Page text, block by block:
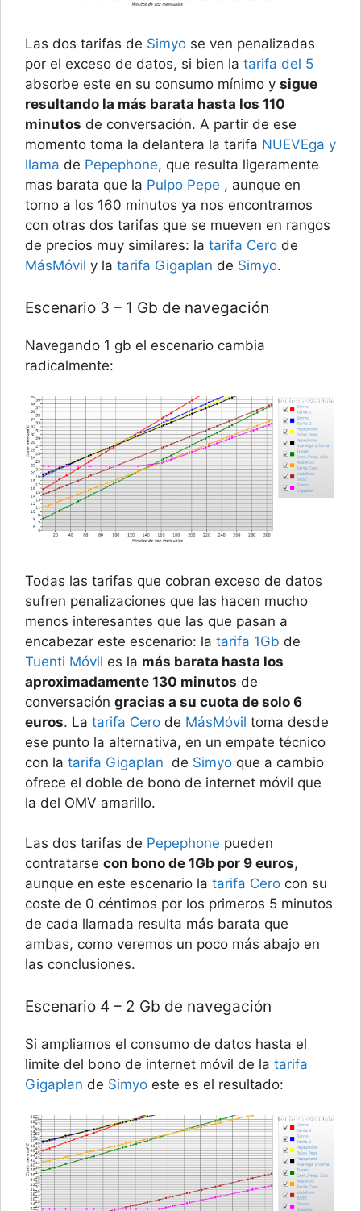
Las dos tarifas de Simyo se ven penalizadas
por el exceso de datos, si bien la tarifa del 5
absorbe este en su consumo mínimo y sigue
resultando la más barata hasta los 110
minutos de conversación. A partir de ese
momento toma la delantera la tarifa NUEVEga y
llama de Pepephone, que resulta ligeramente
mas barata que la Pulpo Pepe , aunque en
torno a los 160 minutos ya nos encontramos
con otras dos tarifas que se mueven en rangos
de precios muy similares: la tarifa Cero de
MásMóvil y la tarifa Gigaplan de Simyo.
Escenario 3 – 1 Gb de navegación
Navegando 1 gb el escenario cambia
radicalmente:
Todas las tarifas que cobran exceso de datos
sufren penalizaciones que las hacen mucho
menos interesantes que las que pasan a
encabezar este escenario: la tarifa 1Gb de
Tuenti Móvil es la más barata hasta los
aproximadamente 130 minutos de
conversación gracias a su cuota de solo 6
euros. La tarifa Cero de MásMóvil toma desde
ese punto la alternativa, en un empate técnico
con la tarifa Gigaplan de Simyo que a cambio
ofrece el doble de bono de internet móvil que
la del OMV amarillo.
Las dos tarifas de Pepephone pueden
contratarse con bono de 1Gb por 9 euros,
aunque en este escenario la tarifa Cero con su
coste de 0 céntimos por los primeros 5 minutos
de cada llamada resulta más barata que
ambas, como veremos un poco más abajo en
las conclusiones.
Escenario 4 – 2 Gb de navegación
Si ampliamos el consumo de datos hasta el
limite del bono de internet móvil de la tarifa
Gigaplan de Simyo este es el resultado: